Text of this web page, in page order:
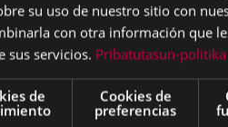
su uso de nuestro sitio con
con otra información que
sus servicios. Pribatutasun-politika
de
Cookies de
preferencias